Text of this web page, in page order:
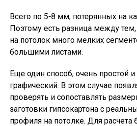
Всего по 5-8 мм, потерянных на
Поэтому есть разница между
на потолок много мелких
большими листами.
Еще один способ, очень простой
графический. В этом случае
проверять и сопоставлять
заготовки гипсокартона с
профиля на потолке. Для расчета